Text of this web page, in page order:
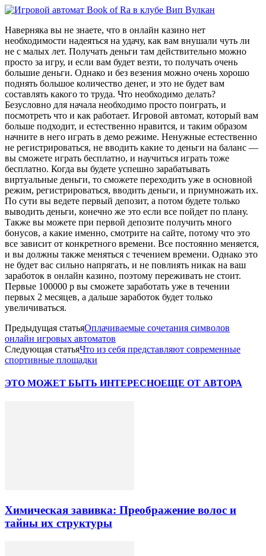
Наверняка вы не знаете, что в онлайн казино нет
необходимости надеяться на удачу, как вам внушали чуть ли
не с малых лет. Получать деньги там действительно можно
просто за игру, и если вам будет везти, то получать очень
большие деньги. Однако и без везения можно очень хорошо
поднять большое количество денег, и это не будет вам
составлять какого то труда. Что необходимо делать?
Безусловно для начала необходимо просто поиграть, и
посмотреть что и как работает. Игровой автомат, который вам
больше подходит, и естественно нравится, и таким образом
начните в него играть в демо режиме. Ненужные естественно
не регистрироваться, не вводить какие то деньги на баланс —
вы сможете играть бесплатно, и научиться играть тоже
бесплатно. Когда вы будете успешно зарабатывать
виртуальные деньги, то сможете переходить уже в основной
режим, регистрироваться, вводить деньги, и приумножать их.
По сути вы ведете первый депозит, а потом будете только
выводить деньги, конечно же это если все пойдет по плану.
Также вы можете при первой депозите получить много
бонусов, а какие именно, смотрите на сайте, потому что это
все зависит от конкретного времени. Все постоянно меняется,
и вы должны также меняться с течением времени. Однако это
не будет вас сильно напрягать, и не повлиять никак на ваш
заработок в онлайн казино, поэтому переживать не стоит.
Первые 100000 р вы сможете заработать уже в течении
первых 2 месяцев, а дальше заработок будет только
увеличиваться.
Предыдущая статьяОплачиваемые сочетания символов
онлайн игровых автоматов
Следующая статьяЧто из себя представляют современные
спортивные площадки
ЭТО МОЖЕТ БЫТЬ ИНТЕРЕСНОЕЩЕ ОТ АВТОРА
Химическая завивка: Преображение волос и
тайны их структуры